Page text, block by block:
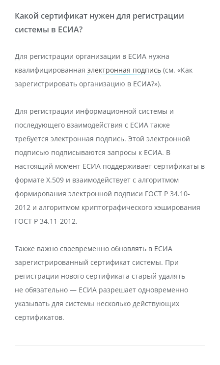
Какой сертификат нужен для регистрации
системы в ЕСИА?
Для регистрации организации в ЕСИА нужна
квалифицированная электронная подпись (см. «Как
зарегистрировать организацию в ЕСИА?»).
Для регистрации информационной системы и
последующего взаимодействия с ЕСИА также
требуется электронная подпись. Этой электронной
подписью подписываются запросы к ЕСИА. В
настоящий момент ЕСИА поддерживает сертификаты в
формате X.509 и взаимодействует с алгоритмом
формирования электронной подписи ГОСТ Р 34.10-
2012 и алгоритмом криптографического хэширования
ГОСТ Р 34.11-2012.
Также важно своевременно обновлять в ЕСИА
зарегистрированный сертификат системы. При
регистрации нового сертификата старый удалять
не обязательно — ЕСИА разрешает одновременно
указывать для системы несколько действующих
сертификатов.